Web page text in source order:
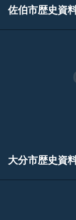
佐伯市歴史資
大分市歴史資